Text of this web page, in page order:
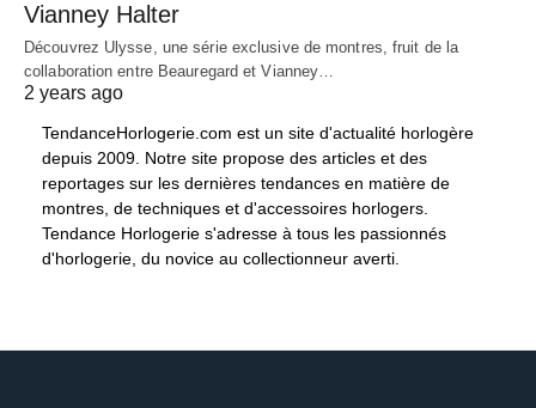
Vianney Halter
Découvrez Ulysse, une série exclusive de montres, fruit de la
collaboration entre Beauregard et Vianney…
2 years ago
TendanceHorlogerie.com est un site d'actualité horlogère
depuis 2009. Notre site propose des articles et des
reportages sur les dernières tendances en matière de
montres, de techniques et d'accessoires horlogers.
Tendance Horlogerie s'adresse à tous les passionnés
d'horlogerie, du novice au collectionneur averti.